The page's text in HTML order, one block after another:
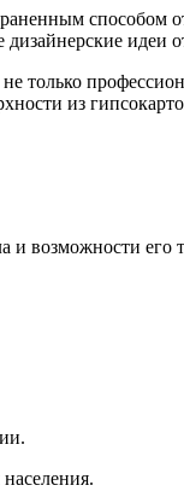
способом
идеи
только
из
и возможности его